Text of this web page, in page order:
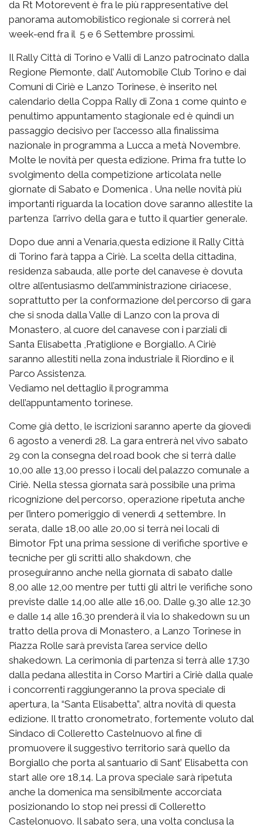
da Rt Motorevent è fra le più rappresentative del
panorama automobilistico regionale si correrà nel
week-end fra il 5 e 6 Settembre prossimi.
Il Rally Città di Torino e Valli di Lanzo patrocinato dalla
Regione Piemonte, dall’ Automobile Club Torino e dai
Comuni di Ciriè e Lanzo Torinese, è inserito nel
calendario della Coppa Rally di Zona 1 come quinto e
penultimo appuntamento stagionale ed è quindi un
passaggio decisivo per l’accesso alla finalissima
nazionale in programma a Lucca a metà Novembre.
Molte le novità per questa edizione. Prima fra tutte lo
svolgimento della competizione articolata nelle
giornate di Sabato e Domenica . Una nelle novità più
importanti riguarda la location dove saranno allestite la
partenza l’arrivo della gara e tutto il quartier generale.
Dopo due anni a Venaria,questa edizione il Rally Città
di Torino farà tappa a Ciriè. La scelta della cittadina,
residenza sabauda, alle porte del canavese è dovuta
oltre all’entusiasmo dell’amministrazione ciriacese,
soprattutto per la conformazione del percorso di gara
che si snoda dalla Valle di Lanzo con la prova di
Monastero, al cuore del canavese con i parziali di
Santa Elisabetta ,Pratiglione e Borgiallo. A Ciriè
saranno allestiti nella zona industriale il Riordino e il
Parco Assistenza.
Vediamo nel dettaglio il programma
dell’appuntamento torinese.
Come già detto, le iscrizioni saranno aperte da giovedì
6 agosto a venerdì 28. La gara entrerà nel vivo sabato
29 con la consegna del road book che si terrà dalle
10,00 alle 13,00 presso i locali del palazzo comunale a
Ciriè. Nella stessa giornata sarà possibile una prima
ricognizione del percorso, operazione ripetuta anche
per l’intero pomeriggio di venerdì 4 settembre. In
serata, dalle 18,00 alle 20,00 si terrà nei locali di
Bimotor Fpt una prima sessione di verifiche sportive e
tecniche per gli scritti allo shakdown, che
proseguiranno anche nella giornata di sabato dalle
8,00 alle 12,00 mentre per tutti gli altri le verifiche sono
previste dalle 14,00 alle alle 16,00. Dalle 9.30 alle 12.30
e dalle 14 alle 16.30 prenderà il via lo shakedown su un
tratto della prova di Monastero, a Lanzo Torinese in
Piazza Rolle sarà prevista l’area service dello
shakedown. La cerimonia di partenza si terrà alle 17.30
dalla pedana allestita in Corso Martiri a Ciriè dalla quale
i concorrenti raggiungeranno la prova speciale di
apertura, la “Santa Elisabetta”, altra novità di questa
edizione. Il tratto cronometrato, fortemente voluto dal
Sindaco di Colleretto Castelnuovo al fine di
promuovere il suggestivo territorio sarà quello da
Borgiallo che porta al santuario di Sant’ Elisabetta con
start alle ore 18,14. La prova speciale sarà ripetuta
anche la domenica ma sensibilmente accorciata
posizionando lo stop nei pressi di Colleretto
Castelonuovo. Il sabato sera, una volta conclusa la